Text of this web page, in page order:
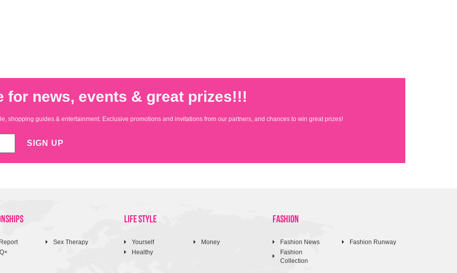
for news, events & great prizes!!!
shopping guides & entertainment. Exclusive promotions and invitations from our partners, and chances to win great prizes!
SIGN UP
Sex Therapy
LIFE STYLE
Yourself
Healthy
Money
FASHION
Fashion News
Fashion
Collection
Fashion Runway